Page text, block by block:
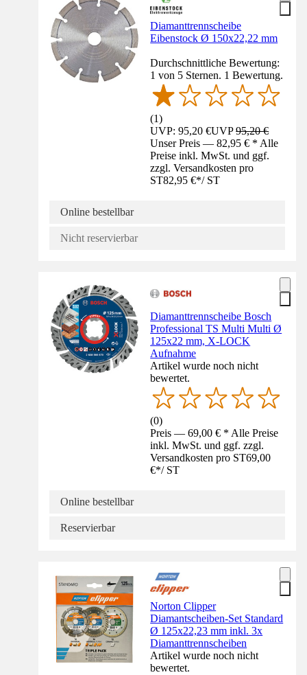
Diamanttrennscheibe
Eibenstock Ø 150x22,22 mm
Durchschnittliche Bewertung:
1 von 5 Sternen. 1 Bewertung.
(1)
UVP: 95,20 €UVP95,20 €
Unser Preis — 82,95 € * Alle
Preise inkl. MwSt. und ggf.
zzgl. Versandkosten pro
ST82,95 €*/ ST
Online bestellbar
Nicht reservierbar
Diamanttrennscheibe Bosch
Professional TS Multi Multi Ø
125x22 mm, X-LOCK
Aufnahme
Artikel wurde noch nicht
bewertet.
(0)
Preis — 69,00 € * Alle Preise
inkl. MwSt. und ggf. zzgl.
Versandkosten pro ST69,00
€*/ ST
Online bestellbar
Reservierbar
Norton Clipper
Diamantscheiben-Set Standard
Ø 125x22,23 mm inkl. 3x
Diamanttrennscheiben
Artikel wurde noch nicht
bewertet.